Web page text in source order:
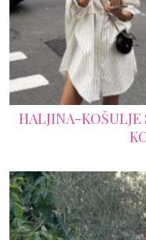
HALJINA-KOŠULJE